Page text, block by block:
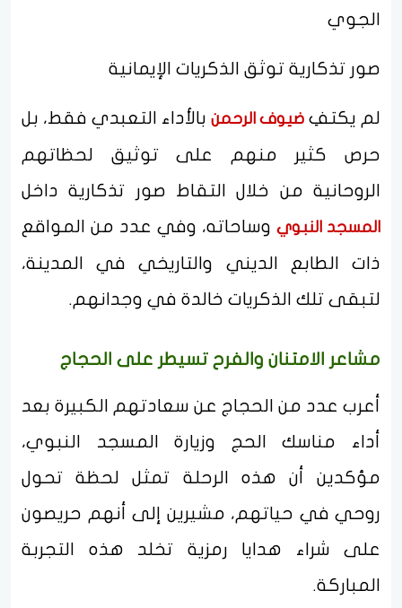
الجوي
صور تذكارية توثق الذكريات الإيمانية
لم يكتفِ ضيوف الرحمن بالأداء التعبدي فقط، بل
حرص كثير منهم على توثيق لحظاتهم
الروحانية من خلال التقاط صور تذكارية داخل
المسجد النبوي وساحاته، وفي عدد من المواقع
ذات الطابع الديني والتاريخي في المدينة،
لتبقى تلك الذكريات خالدة في وجدانهم.
مشاعر الامتنان والفرح تسيطر على الحجاج
أعرب عدد من الحجاج عن سعادتهم الكبيرة بعد
أداء مناسك الحج وزيارة المسجد النبوي،
مؤكدين أن هذه الرحلة تمثل لحظة تحول
روحي في حياتهم، مشيرين إلى أنهم حريصون
على شراء هدايا رمزية تخلد هذه التجربة
المباركة.